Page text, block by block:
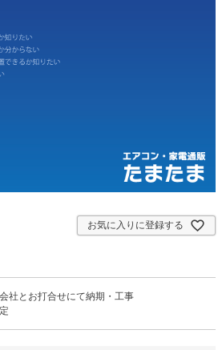
お気に入りに登録する
社とお打合せにて納期・工事